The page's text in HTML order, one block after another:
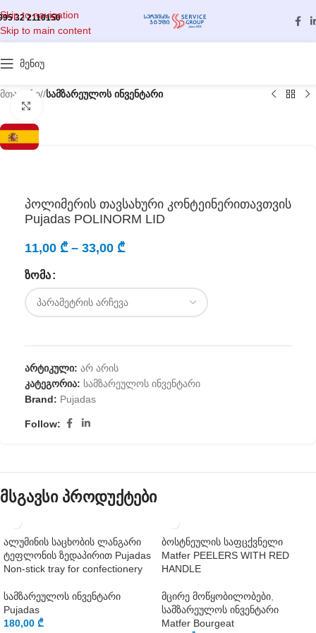
Skip to navigation
Skip to main content
32 2110150
მენიუ
მთავარი/ სამზარეულოს ინვენტარი
პოლიმერის თავსახური კონტეინერითავთვის
Pujadas POLINORM LID
11,00 ₾ – 33,00 ₾
ᲖᲝᲛᲐ
არტიკული: არ არის
კატეგორია: სამზარეულოს ინვენტარი
Brand: Pujadas
Follow:
მსგავსი პროდუქტები
ალუმინის საცხობის ლანგარი
ტეფლონის ზედაპირით Pujadas
Non-stick tray for confectionery
სამზარეულოს ინვენტარი
Pujadas
180,00 ₾
ბოსტნეულის საფცქვნელი
Matfer PEELERS WITH RED
HANDLE
მცირე მოწყობილობები
სამზარეულოს ინვენტარი
Matfer Bourgeat